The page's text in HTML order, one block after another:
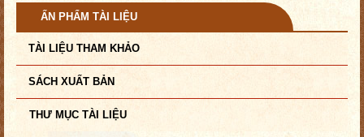
ẤN PHẨM TÀI LIỆU
TÀI LIỆU THAM KHẢO
SÁCH XUẤT BẢN
THƯ MỤC TÀI LIỆU